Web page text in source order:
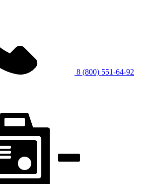
8 (800) 551-64-92